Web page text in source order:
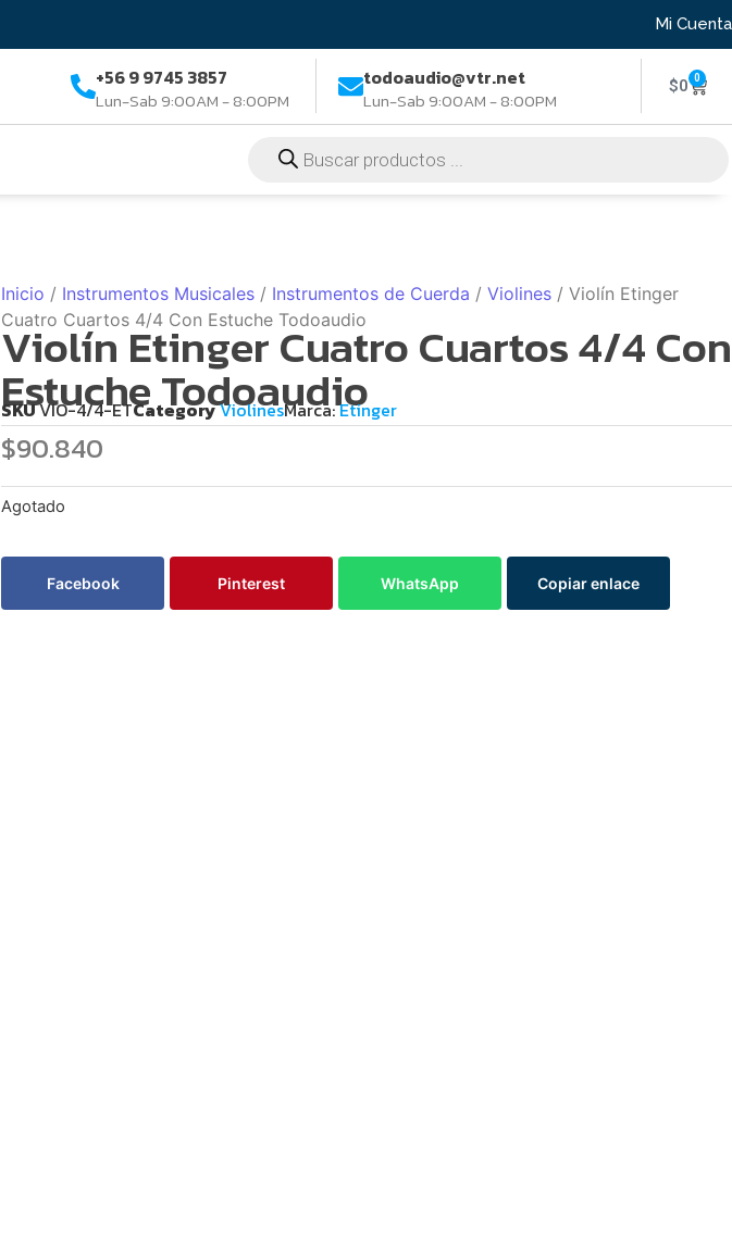
Mi Cuenta
+56 9 9745 3857
Lun-Sab 9:00AM - 8:00PM
todoaudio@vtr.net
Lun-Sab 9:00AM - 8:00PM
$0 0
Inicio / Instrumentos Musicales / Instrumentos de Cuerda / Violines / Violín Etinger
Cuatro Cuartos 4/4 Con Estuche Todoaudio
Violín Etinger Cuatro Cuartos 4/4 Con
Estuche Todoaudio
SKUVIO-4/4-ETCategoryViolinesMarca:Etinger
$90.840
Agotado
Facebook Pinterest WhatsApp Copiar enlace